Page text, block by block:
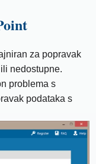
za popravak
nedostupne.
problema s
podataka s